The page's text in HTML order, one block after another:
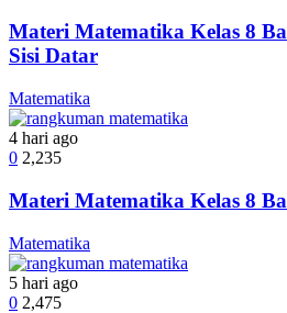
Materi Matematika Kelas 8
Sisi Datar
Matematika
4 hari ago
0 2,235
Materi Matematika Kelas 8
Matematika
5 hari ago
0 2,475